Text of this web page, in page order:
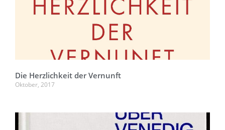
Die Herzlichkeit der Vernunft
Oktober, 2017